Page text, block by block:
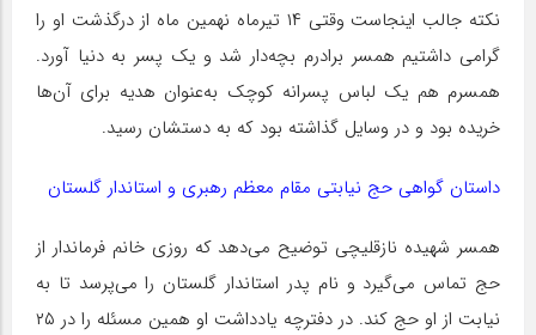
نکته جالب اینجاست وقتی ۱۴ تیرماه نهمین ماه از درگذشت او را
گرامی داشتیم همسر برادرم بچه‌دار شد و یک پسر به دنیا آورد.
همسرم هم یک لباس پسرانه کوچک به‌عنوان هدیه برای آن‌ها
خریده بود و در وسایل گذاشته بود که به دستشان رسید.
داستان گواهی حج نیابتی مقام معظم رهبری و استاندار گلستان
همسر شهیده نازقلیچی توضیح می‌دهد که روزی خانم فرماندار از
حج تماس می‌گیرد و نام پدر استاندار گلستان را می‌پرسد تا به
نیابت از او حج کند. در دفترچه یادداشت او همین مسئله را در ۲۵